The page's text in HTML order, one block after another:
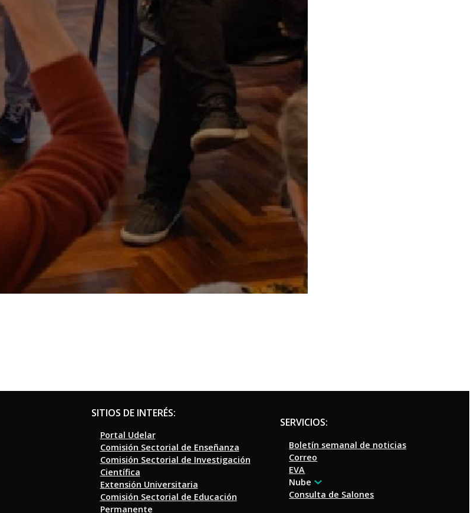
SITIOS DE INTERÉS:
Portal Udelar
Comisión Sectorial de Enseñanza
Comisión Sectorial de Investigación
Científica
Extensión Universitaria
Comisión Sectorial de Educación
Permanente
SERVICIOS:
Boletín semanal de noticias
Correo
EVA
Nube
Consulta de Salones